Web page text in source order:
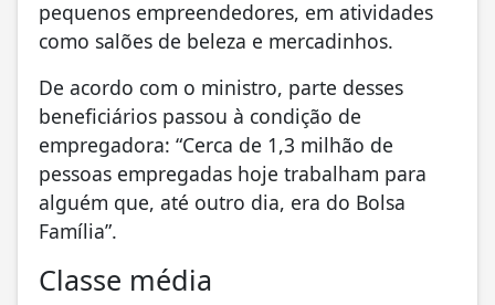
pequenos empreendedores, em atividades
como salões de beleza e mercadinhos.
De acordo com o ministro, parte desses
beneficiários passou à condição de
empregadora: “Cerca de 1,3 milhão de
pessoas empregadas hoje trabalham para
alguém que, até outro dia, era do Bolsa
Família”.
Classe média